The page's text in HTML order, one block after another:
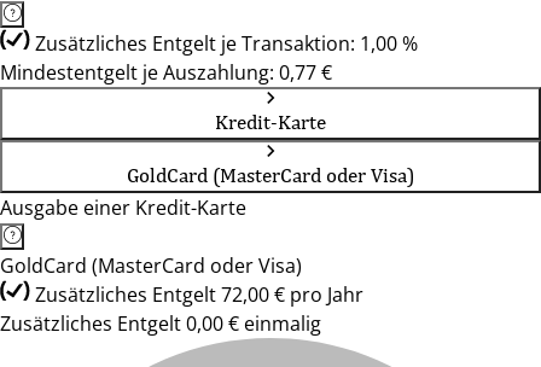
Zusätzliches Entgelt je Transaktion: 1,00 %
Mindestentgelt je Auszahlung: 0,77 €
Kredit-Karte
GoldCard (MasterCard oder Visa)
Ausgabe einer Kredit-Karte
GoldCard (MasterCard oder Visa)
Zusätzliches Entgelt 72,00 € pro Jahr
Zusätzliches Entgelt 0,00 € einmalig